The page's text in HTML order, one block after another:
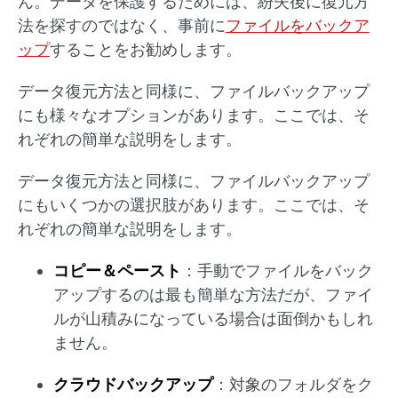
法を探すのではなく、事前にファイルをバックア
ップすることをお勧めします。
データ復元方法と同様に、ファイルバックアップ
にも様々なオプションがあります。ここでは、そ
れぞれの簡単な説明をします。
データ復元方法と同様に、ファイルバックアップ
にもいくつかの選択肢があります。ここでは、そ
れぞれの簡単な説明をします。
コピー＆ペースト ：手動でファイルをバック
アップするのは最も簡単な方法だが、ファイ
ルが山積みになっている場合は面倒かもしれ
ません。
クラウドバックアップ：対象のフォルダをク